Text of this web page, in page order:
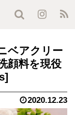
ベアクリー
顔料を現役
2020.12.23